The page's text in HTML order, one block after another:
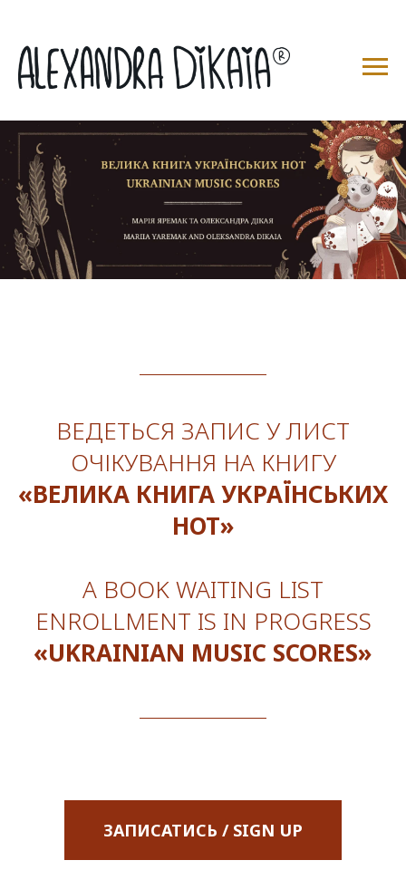
ВЕДЕТЬСЯ ЗАПИС У ЛИСТ
ОЧІКУВАННЯ НА КНИГУ
«ВЕЛИКА КНИГА УКРАЇНСЬКИХ
НОТ»
A BOOK WAITING LIST
ENROLLMENT IS IN PROGRESS
«UKRAINIAN MUSIC SCORES»
ЗАПИСАТИСЬ / SIGN UP